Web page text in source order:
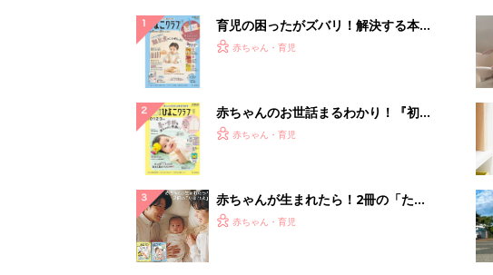
育児の困ったがズバリ！解決する本
『ひよこクラブ 秋号』 4カ月～2才
赤ちゃん・育児
赤ちゃんのお世話まるわかり！『初め
てのひよこクラブ 夏号』〈巻頭大特
解決テク
赤ちゃん・育児
赤ちゃんが生まれたら！2冊の「たま
ひよ」
赤ちゃん・育児